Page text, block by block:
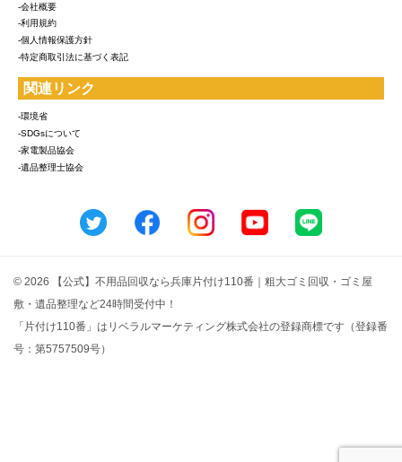
-会社概要
-利用規約
-個人情報保護方針
-特定商取引法に基づく表記
関連リンク
-環境省
-SDGsについて
-家電製品協会
-遺品整理士協会
© 2026 【公式】不用品回収なら兵庫片付け110番｜粗大ゴミ回収・ゴミ屋
敷・遺品整理など24時間受付中！
「片付け110番」はリベラルマーケティング株式会社の登録商標です（登録番
号：第5757509号）